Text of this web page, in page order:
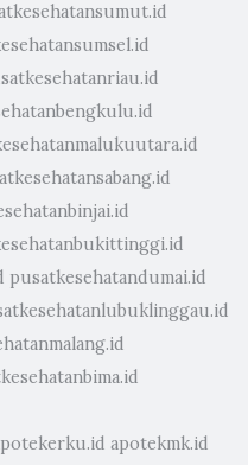
pusatkesehatandumai.id
apotekmk.id